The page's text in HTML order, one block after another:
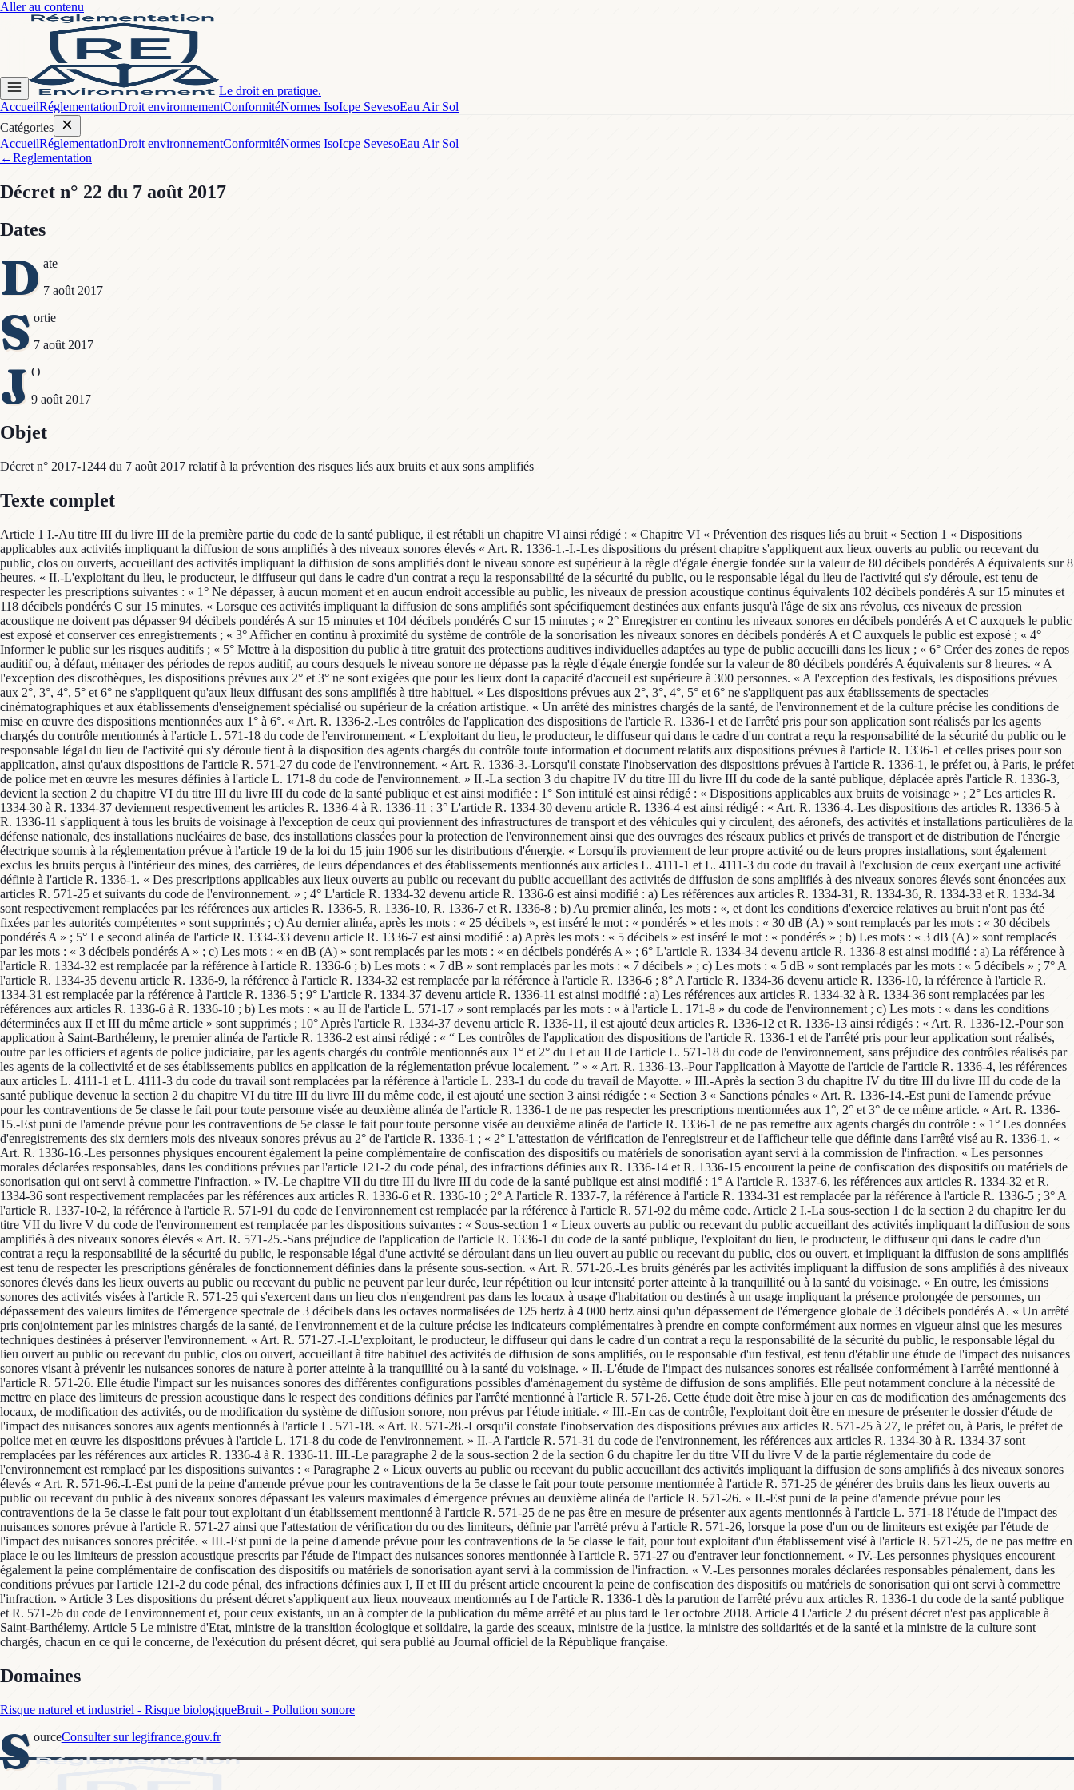
Aller au contenu
Le droit en pratique.
AccueilRéglementationDroit environnementConformitéNormes IsoIcpe SevesoEau Air Sol
Catégories
AccueilRéglementationDroit environnementConformitéNormes IsoIcpe SevesoEau Air Sol
←Reglementation
Décret n° 22 du 7 août 2017
Dates
D ate
7 août 2017
S ortie
7 août 2017
J O
9 août 2017
Objet
Décret n° 2017-1244 du 7 août 2017 relatif à la prévention des risques liés aux bruits et aux sons amplifiés
Texte complet
Article 1 I.-Au titre III du livre III de la première partie du code de la santé publique, il est rétabli un chapitre VI ainsi rédigé : « Chapitre VI « Prévention des risques liés au bruit « Section 1 « Dispositions applicables aux activités impliquant la diffusion de sons amplifiés à des niveaux sonores élevés « Art. R. 1336-1.-I.-Les dispositions du présent chapitre s'appliquent aux lieux ouverts au public ou recevant du public, clos ou ouverts, accueillant des activités impliquant la diffusion de sons amplifiés dont le niveau sonore est supérieur à la règle d'égale énergie fondée sur la valeur de 80 décibels pondérés A équivalents sur 8 heures. « II.-L'exploitant du lieu, le producteur, le diffuseur qui dans le cadre d'un contrat a reçu la responsabilité de la sécurité du public, ou le responsable légal du lieu de l'activité qui s'y déroule, est tenu de respecter les prescriptions suivantes : « 1° Ne dépasser, à aucun moment et en aucun endroit accessible au public, les niveaux de pression acoustique continus équivalents 102 décibels pondérés A sur 15 minutes et 118 décibels pondérés C sur 15 minutes. « Lorsque ces activités impliquant la diffusion de sons amplifiés sont spécifiquement destinées aux enfants jusqu'à l'âge de six ans révolus, ces niveaux de pression acoustique ne doivent pas dépasser 94 décibels pondérés A sur 15 minutes et 104 décibels pondérés C sur 15 minutes ; « 2° Enregistrer en continu les niveaux sonores en décibels pondérés A et C auxquels le public est exposé et conserver ces enregistrements ; « 3° Afficher en continu à proximité du système de contrôle de la sonorisation les niveaux sonores en décibels pondérés A et C auxquels le public est exposé ; « 4° Informer le public sur les risques auditifs ; « 5° Mettre à la disposition du public à titre gratuit des protections auditives individuelles adaptées au type de public accueilli dans les lieux ; « 6° Créer des zones de repos auditif ou, à défaut, ménager des périodes de repos auditif, au cours desquels le niveau sonore ne dépasse pas la règle d'égale énergie fondée sur la valeur de 80 décibels pondérés A équivalents sur 8 heures. « A l'exception des discothèques, les dispositions prévues aux 2° et 3° ne sont exigées que pour les lieux dont la capacité d'accueil est supérieure à 300 personnes. « A l'exception des festivals, les dispositions prévues aux 2°, 3°, 4°, 5° et 6° ne s'appliquent qu'aux lieux diffusant des sons amplifiés à titre habituel. « Les dispositions prévues aux 2°, 3°, 4°, 5° et 6° ne s'appliquent pas aux établissements de spectacles cinématographiques et aux établissements d'enseignement spécialisé ou supérieur de la création artistique. « Un arrêté des ministres chargés de la santé, de l'environnement et de la culture précise les conditions de mise en œuvre des dispositions mentionnées aux 1° à 6°. « Art. R. 1336-2.-Les contrôles de l'application des dispositions de l'article R. 1336-1 et de l'arrêté pris pour son application sont réalisés par les agents chargés du contrôle mentionnés à l'article L. 571-18 du code de l'environnement. « L'exploitant du lieu, le producteur, le diffuseur qui dans le cadre d'un contrat a reçu la responsabilité de la sécurité du public ou le responsable légal du lieu de l'activité qui s'y déroule tient à la disposition des agents chargés du contrôle toute information et document relatifs aux dispositions prévues à l'article R. 1336-1 et celles prises pour son application, ainsi qu'aux dispositions de l'article R. 571-27 du code de l'environnement. « Art. R. 1336-3.-Lorsqu'il constate l'inobservation des dispositions prévues à l'article R. 1336-1, le préfet ou, à Paris, le préfet de police met en œuvre les mesures définies à l'article L. 171-8 du code de l'environnement. » II.-La section 3 du chapitre IV du titre III du livre III du code de la santé publique, déplacée après l'article R. 1336-3, devient la section 2 du chapitre VI du titre III du livre III du code de la santé publique et est ainsi modifiée : 1° Son intitulé est ainsi rédigé : « Dispositions applicables aux bruits de voisinage » ; 2° Les articles R. 1334-30 à R. 1334-37 deviennent respectivement les articles R. 1336-4 à R. 1336-11 ; 3° L'article R. 1334-30 devenu article R. 1336-4 est ainsi rédigé : « Art. R. 1336-4.-Les dispositions des articles R. 1336-5 à R. 1336-11 s'appliquent à tous les bruits de voisinage à l'exception de ceux qui proviennent des infrastructures de transport et des véhicules qui y circulent, des aéronefs, des activités et installations particulières de la défense nationale, des installations nucléaires de base, des installations classées pour la protection de l'environnement ainsi que des ouvrages des réseaux publics et privés de transport et de distribution de l'énergie électrique soumis à la réglementation prévue à l'article 19 de la loi du 15 juin 1906 sur les distributions d'énergie. « Lorsqu'ils proviennent de leur propre activité ou de leurs propres installations, sont également exclus les bruits perçus à l'intérieur des mines, des carrières, de leurs dépendances et des établissements mentionnés aux articles L. 4111-1 et L. 4111-3 du code du travail à l'exclusion de ceux exerçant une activité définie à l'article R. 1336-1. « Des prescriptions applicables aux lieux ouverts au public ou recevant du public accueillant des activités de diffusion de sons amplifiés à des niveaux sonores élevés sont énoncées aux articles R. 571-25 et suivants du code de l'environnement. » ; 4° L'article R. 1334-32 devenu article R. 1336-6 est ainsi modifié : a) Les références aux articles R. 1334-31, R. 1334-36, R. 1334-33 et R. 1334-34 sont respectivement remplacées par les références aux articles R. 1336-5, R. 1336-10, R. 1336-7 et R. 1336-8 ; b) Au premier alinéa, les mots : «, et dont les conditions d'exercice relatives au bruit n'ont pas été fixées par les autorités compétentes » sont supprimés ; c) Au dernier alinéa, après les mots : « 25 décibels », est inséré le mot : « pondérés » et les mots : « 30 dB (A) » sont remplacés par les mots : « 30 décibels pondérés A » ; 5° Le second alinéa de l'article R. 1334-33 devenu article R. 1336-7 est ainsi modifié : a) Après les mots : « 5 décibels » est inséré le mot : « pondérés » ; b) Les mots : « 3 dB (A) » sont remplacés par les mots : « 3 décibels pondérés A » ; c) Les mots : « en dB (A) » sont remplacés par les mots : « en décibels pondérés A » ; 6° L'article R. 1334-34 devenu article R. 1336-8 est ainsi modifié : a) La référence à l'article R. 1334-32 est remplacée par la référence à l'article R. 1336-6 ; b) Les mots : « 7 dB » sont remplacés par les mots : « 7 décibels » ; c) Les mots : « 5 dB » sont remplacés par les mots : « 5 décibels » ; 7° A l'article R. 1334-35 devenu article R. 1336-9, la référence à l'article R. 1334-32 est remplacée par la référence à l'article R. 1336-6 ; 8° A l'article R. 1334-36 devenu article R. 1336-10, la référence à l'article R. 1334-31 est remplacée par la référence à l'article R. 1336-5 ; 9° L'article R. 1334-37 devenu article R. 1336-11 est ainsi modifié : a) Les références aux articles R. 1334-32 à R. 1334-36 sont remplacées par les références aux articles R. 1336-6 à R. 1336-10 ; b) Les mots : « au II de l'article L. 571-17 » sont remplacés par les mots : « à l'article L. 171-8 » du code de l'environnement ; c) Les mots : « dans les conditions déterminées aux II et III du même article » sont supprimés ; 10° Après l'article R. 1334-37 devenu article R. 1336-11, il est ajouté deux articles R. 1336-12 et R. 1336-13 ainsi rédigés : « Art. R. 1336-12.-Pour son application à Saint-Barthélemy, le premier alinéa de l'article R. 1336-2 est ainsi rédigé : « “ Les contrôles de l'application des dispositions de l'article R. 1336-1 et de l'arrêté pris pour leur application sont réalisés, outre par les officiers et agents de police judiciaire, par les agents chargés du contrôle mentionnés aux 1° et 2° du I et au II de l'article L. 571-18 du code de l'environnement, sans préjudice des contrôles réalisés par les agents de la collectivité et de ses établissements publics en application de la réglementation prévue localement. ” » « Art. R. 1336-13.-Pour l'application à Mayotte de l'article de l'article R. 1336-4, les références aux articles L. 4111-1 et L. 4111-3 du code du travail sont remplacées par la référence à l'article L. 233-1 du code du travail de Mayotte. » III.-Après la section 3 du chapitre IV du titre III du livre III du code de la santé publique devenue la section 2 du chapitre VI du titre III du livre III du même code, il est ajouté une section 3 ainsi rédigée : « Section 3 « Sanctions pénales « Art. R. 1336-14.-Est puni de l'amende prévue pour les contraventions de 5e classe le fait pour toute personne visée au deuxième alinéa de l'article R. 1336-1 de ne pas respecter les prescriptions mentionnées aux 1°, 2° et 3° de ce même article. « Art. R. 1336-15.-Est puni de l'amende prévue pour les contraventions de 5e classe le fait pour toute personne visée au deuxième alinéa de l'article R. 1336-1 de ne pas remettre aux agents chargés du contrôle : « 1° Les données d'enregistrements des six derniers mois des niveaux sonores prévus au 2° de l'article R. 1336-1 ; « 2° L'attestation de vérification de l'enregistreur et de l'afficheur telle que définie dans l'arrêté visé au R. 1336-1. « Art. R. 1336-16.-Les personnes physiques encourent également la peine complémentaire de confiscation des dispositifs ou matériels de sonorisation ayant servi à la commission de l'infraction. « Les personnes morales déclarées responsables, dans les conditions prévues par l'article 121-2 du code pénal, des infractions définies aux R. 1336-14 et R. 1336-15 encourent la peine de confiscation des dispositifs ou matériels de sonorisation qui ont servi à commettre l'infraction. » IV.-Le chapitre VII du titre III du livre III du code de la santé publique est ainsi modifié : 1° A l'article
Domaines
Risque naturel et industriel - Risque biologiqueBruit - Pollution sonore
S ourceConsulter sur legifrance.gouv.fr